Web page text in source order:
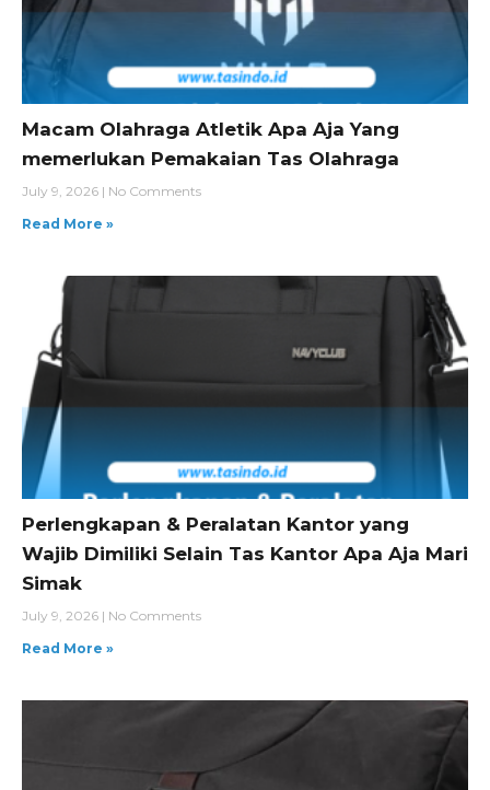
Macam Olahraga Atletik Apa Aja Yang
memerlukan Pemakaian Tas Olahraga
July 9, 2026
No Comments
Read More »
Perlengkapan & Peralatan Kantor yang
Wajib Dimiliki Selain Tas Kantor Apa Aja Mari
Simak
July 9, 2026
No Comments
Read More »